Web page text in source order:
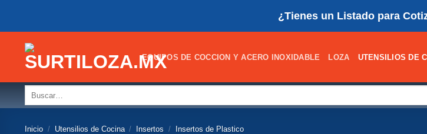
¿Tienes un Listado para
EQUIPOS DE COCCION Y ACERO INOXIDABLE LOZA UTENSILIOS DE
Inicio / Utensilios de Cocina / Insertos / Insertos de Plastico